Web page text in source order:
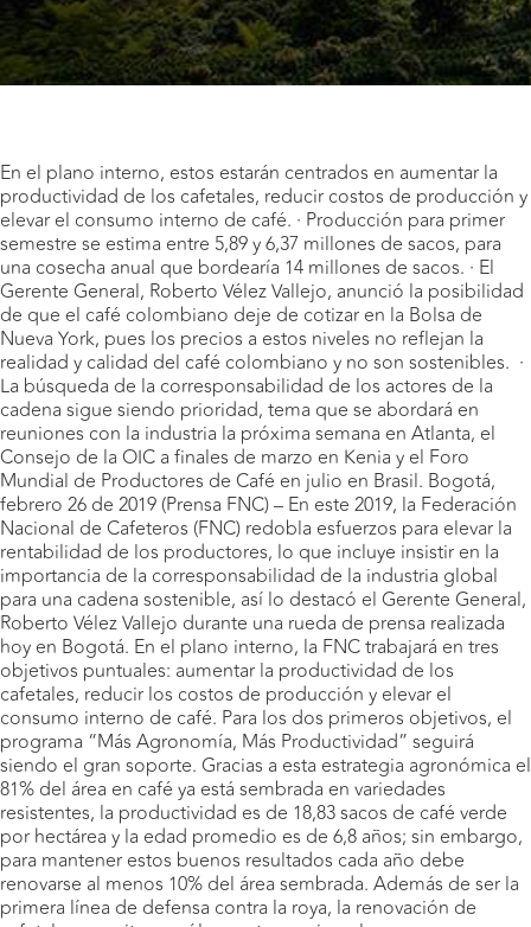
En el plano interno, estos estarán centrados en aumentar la
productividad de los cafetales, reducir costos de producción y
elevar el consumo interno de café. · Producción para primer
semestre se estima entre 5,89 y 6,37 millones de sacos, para
una cosecha anual que bordearía 14 millones de sacos. · El
Gerente General, Roberto Vélez Vallejo, anunció la posibilidad
de que el café colombiano deje de cotizar en la Bolsa de
Nueva York, pues los precios a estos niveles no reflejan la
realidad y calidad del café colombiano y no son sostenibles. ·
La búsqueda de la corresponsabilidad de los actores de la
cadena sigue siendo prioridad, tema que se abordará en
reuniones con la industria la próxima semana en Atlanta, el
Consejo de la OIC a finales de marzo en Kenia y el Foro
Mundial de Productores de Café en julio en Brasil. Bogotá,
febrero 26 de 2019 (Prensa FNC) – En este 2019, la Federación
Nacional de Cafeteros (FNC) redobla esfuerzos para elevar la
rentabilidad de los productores, lo que incluye insistir en la
importancia de la corresponsabilidad de la industria global
para una cadena sostenible, así lo destacó el Gerente General,
Roberto Vélez Vallejo durante una rueda de prensa realizada
hoy en Bogotá. En el plano interno, la FNC trabajará en tres
objetivos puntuales: aumentar la productividad de los
cafetales, reducir los costos de producción y elevar el
consumo interno de café. Para los dos primeros objetivos, el
programa “Más Agronomía, Más Productividad” seguirá
siendo el gran soporte. Gracias a esta estrategia agronómica el
81% del área en café ya está sembrada en variedades
resistentes, la productividad es de 18,83 sacos de café verde
por hectárea y la edad promedio es de 6,8 años; sin embargo,
para mantener estos buenos resultados cada año debe
renovarse al menos 10% del área sembrada. Además de ser la
primera línea de defensa contra la roya, la renovación de